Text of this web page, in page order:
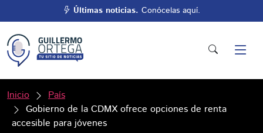
Últimas noticias. Conócelas aquí.
Inicio
País
Gobierno de la CDMX ofrece opciones de renta
accesible para jóvenes